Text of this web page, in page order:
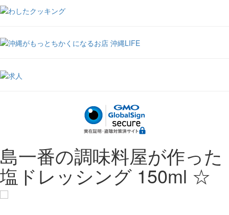
島一番の調味料屋が作った
塩ドレッシング 150ml ☆